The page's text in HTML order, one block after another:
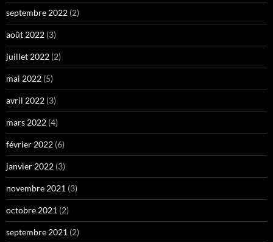
septembre 2022 (2)
août 2022 (3)
juillet 2022 (2)
mai 2022 (5)
avril 2022 (3)
mars 2022 (4)
février 2022 (6)
janvier 2022 (3)
novembre 2021 (3)
octobre 2021 (2)
septembre 2021 (2)